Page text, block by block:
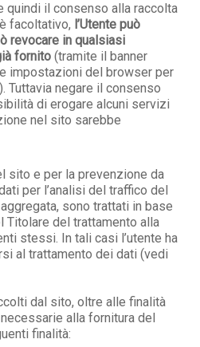
quindi il consenso alla raccolta
facoltativo, l’Utente può
revocare in qualsiasi
fornito(tramite il banner
impostazioni del browser per
Tuttavia negare il consenso
di erogare alcuni servizi
nel sito sarebbe
sito e per la prevenzione da
per l’analisi del traffico del
sono trattati in base
del trattamento alla
stessi. In tali casi l’utente ha
al trattamento dei dati (vedi
dal sito, oltre alle finalità
alla fornitura del
finalità: